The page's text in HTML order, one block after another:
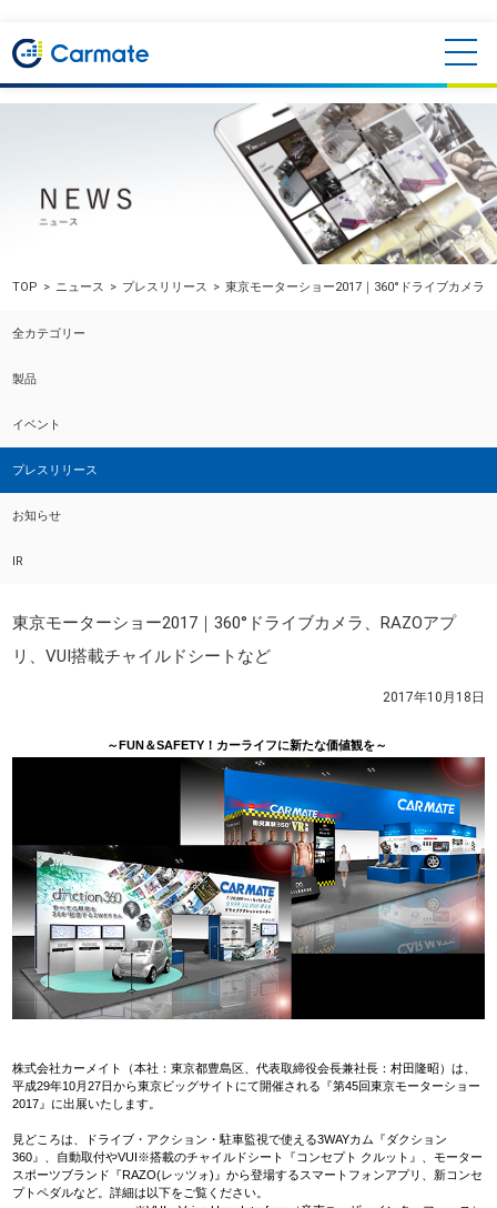
TOP ニュース プレスリリース 東京モーターショー2017｜360°ドライブカメラ
全カテゴリー
製品
イベント
プレスリリース
お知らせ
IR
東京モーターショー2017｜360°ドライブカメラ、RAZOアプ
リ、VUI搭載チャイルドシートなど
2017年10月18日
～FUN＆SAFETY！カーライフに新たな価値観を～
株式会社カーメイト（本社：東京都豊島区、代表取締役会長兼社長：村田隆昭）は、
平成29年10月27日から東京ビッグサイトにて開催される『第45回東京モーターショー
2017』に出展いたします。
見どころは、ドライブ・アクション・駐車監視で使える3WAYカム『ダクション
360』、自動取付やVUI※搭載のチャイルドシート『コンセプト クルット』、モーター
スポーツブランド『RAZO(レッツォ)』から登場するスマートフォンアプリ、新コンセ
プトペダルなど。詳細は以下をご覧ください。